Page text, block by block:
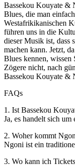
Bassekou Kouyate &
Blues, die man
Westafrikikanischen
führen uns in die
dieser Musik ist, dass
machen kann. Jetzt,
Blues kennen, wissen
Zögere nicht, nach
Bassekou Kouyate &
FAQs
1. Ist Bassekou
Ja, es handelt sich
2. Woher kommt
Ngoni ist ein
3. Wo kann ich